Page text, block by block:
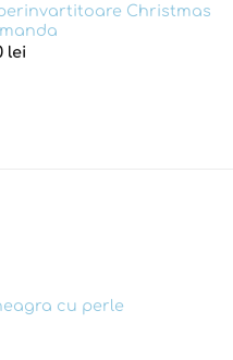
Christmas
lei
cu perle